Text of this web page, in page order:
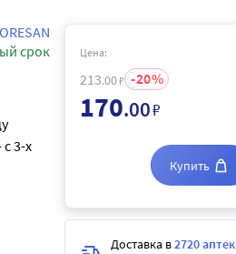
срок
3-х
Цена:
213.00₽ 20
170.00₽
Купить
Доставка в2720 аптек